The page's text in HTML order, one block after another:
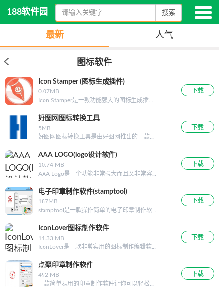
188软件园 搜索
最新 人气
图标软件
Icon Stamper (图标生成插件)
0.07MB
Icon Stamper是一款功能强大的图标生成插
后，用户就可以非常便捷的制作一个图标并且
可以生成不同的尺寸。188软件园为您提供
Icon Stamper绿色版下载，欢迎有需要的小伙
下载
好图网图标转换工具
5MB
好图网图标转换工具是由好图网推出的一款用
你遇到不喜欢的图标时可以任意的转换它换成
自己喜欢的图标，具有方便、快捷，轻巧等诸
下载
AAA LOGO(logo设计软件)
10.74 MB
AAA Logo是一个功能非常强大而且又非常容易
友好的操作界面,内置大量的LOGO模板, ... 如
果你想轻轻松松就可以制作出一个非常漂亮具
有专业水准的LOGO图片,那么AAA Logo就是
一款非常适合的Logo设计软件。通过简单而强
大的方式，设计专业的Logo，几分钟内就可以
用于网页或者打印出来。内置60个模板，也可
以自己定制模板。附带包含2000多个Logo对象
和剪贴画的图库。所有内置Logo对象都是基于
意单独
下载
电子印章制作软件(stamptool)
187MB
stamptool是一款操作简单的电子印章制作软件
地的进行修改字体的大小、样式，让用户可以
轻轻松松印章公章制作，本站提供电子印章制
作软件(stampt
下载
IconLover图标制作软件
11.33 MB
IconLover是一款非常实用的图标制作编辑软
之，IconLover图标制作软件是一款简单好用功
能强大的桌面图标编辑工具，能够支持创建和
编辑动态GIF格式的桌面
下载
点聚印章制作软件
492 MB
一款简单易用的印章制作软件让你可以轻松制
下载